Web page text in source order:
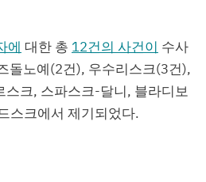
에 대한 총 12건의 사건이 수사
돌노예(2건), 우수리스크(3건),
스크, 스파스크-달니, 블라디보
스크에서 제기되었다.